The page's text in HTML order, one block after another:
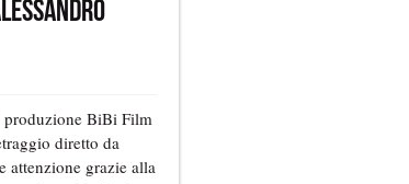
produzione BiBi Film
diretto da
attenzione grazie alla